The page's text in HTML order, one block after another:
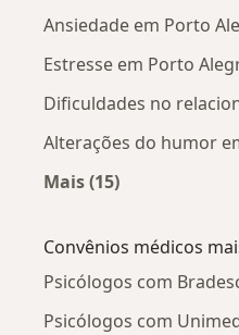
Ansiedade em Porto
Estresse em Porto
Dificuldades no
Alterações do humor
Mais (15)
Convênios médicos
Psicólogos com
Psicólogos com